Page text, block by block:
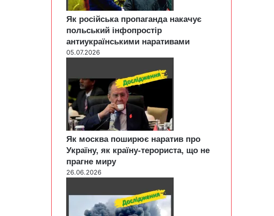
Як російська пропаганда накачує
польський інфопростір
антиукраїнськими наративами
05.07.2026
Як москва поширює наратив про
Україну, як країну-терориста, що не
прагне миру
26.06.2026